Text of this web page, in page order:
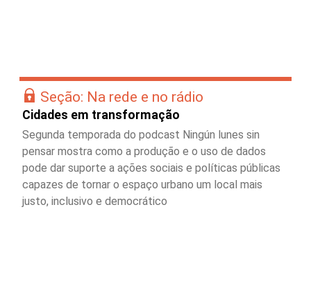
Seção: Na rede e no rádio
Cidades em transformação
Segunda temporada do podcast Ningún lunes sin
pensar mostra como a produção e o uso de dados
pode dar suporte a ações sociais e políticas públicas
capazes de tornar o espaço urbano um local mais
justo, inclusivo e democrático